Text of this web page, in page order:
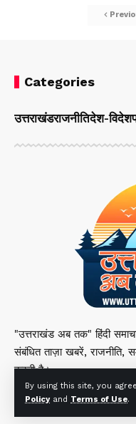
By using this site, you
Policyand Terms of Use.
Categories
उत्तराखंडराजनीतिदेश-विदेश
"उत्तराखंड अब तक" हिंदी
संबंधित ताज़ा खबरें,
करती है।